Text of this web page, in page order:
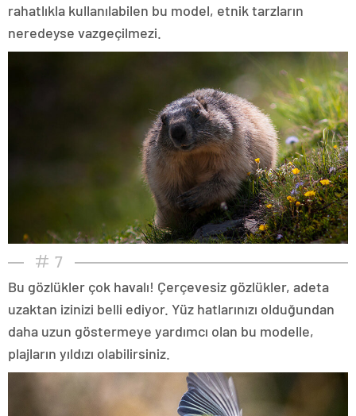
rahatlıkla kullanılabilen bu model, etnik tarzların
neredeyse vazgeçilmezi.
7
Bu gözlükler çok havalı! Çerçevesiz gözlükler, adeta
uzaktan izinizi belli ediyor. Yüz hatlarınızı olduğundan
daha uzun göstermeye yardımcı olan bu modelle,
plajların yıldızı olabilirsiniz.